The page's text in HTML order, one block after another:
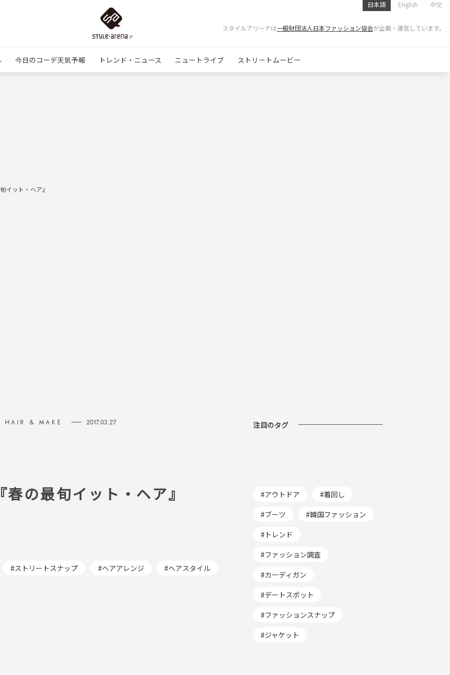
日本語 English 中文
スタイルアリーナは一般財団法人日本ファッション協会が企画・運営しています。
今日のコーデ天気予報 トレンド・ニュース ニュートライブ ストリートムービー
イット・ヘア』
HAIR & MAKE 2017.03.27
の最旬イット・ヘア』
ストリートスナップ ヘアアレンジ ヘアスタイル
注目のタグ
アウトドア
着回し
ブーツ
韓国ファッション
トレンド
ファッション調査
カーディガン
デートスポット
ファッションスナップ
ジャケット